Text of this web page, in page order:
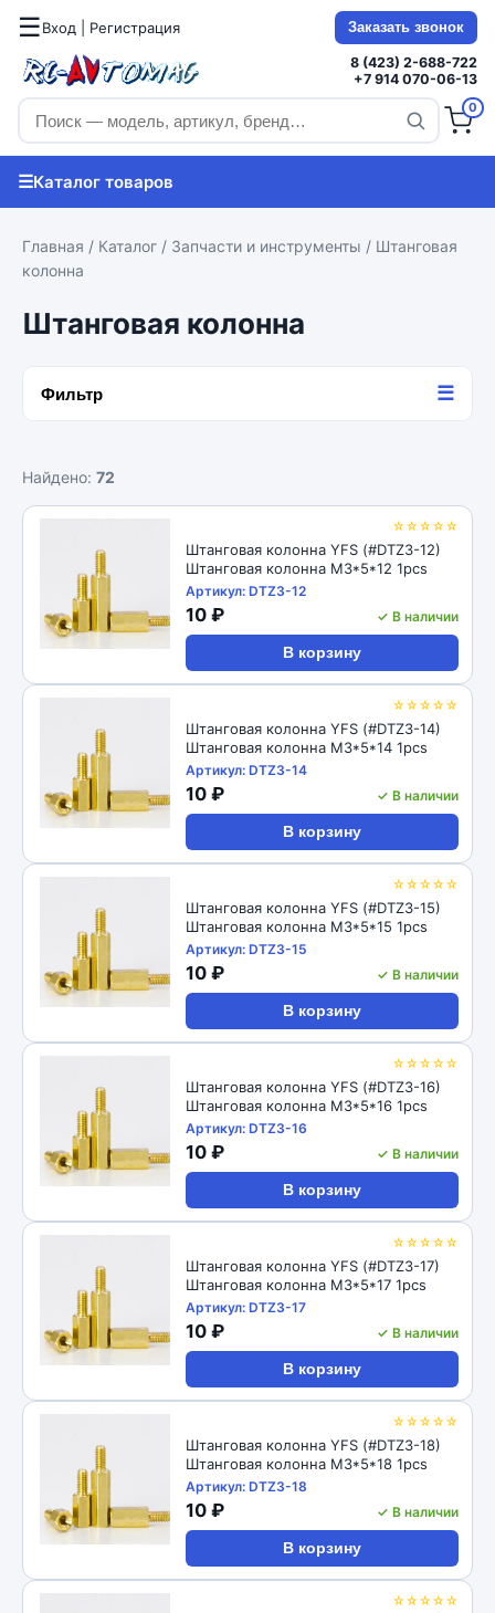
☰Вход | Регистрация Заказать звонок
8 (423) 2-688-722
+7 914 070-06-13
0
☰Каталог товаров
Главная / Каталог / Запчасти и инструменты / Штанговая
колонна
Штанговая колонна
Фильтр ☰
Найдено: 72
☆☆☆☆☆
Штанговая колонна YFS (#DTZ3-12)
Штанговая колонна M3*5*12 1pcs
Артикул: DTZ3-12
10 ₽ ✓ В наличии
В корзину
☆☆☆☆☆
Штанговая колонна YFS (#DTZ3-14)
Штанговая колонна M3*5*14 1pcs
Артикул: DTZ3-14
10 ₽ ✓ В наличии
В корзину
☆☆☆☆☆
Штанговая колонна YFS (#DTZ3-15)
Штанговая колонна M3*5*15 1pcs
Артикул: DTZ3-15
10 ₽ ✓ В наличии
В корзину
☆☆☆☆☆
Штанговая колонна YFS (#DTZ3-16)
Штанговая колонна M3*5*16 1pcs
Артикул: DTZ3-16
10 ₽ ✓ В наличии
В корзину
☆☆☆☆☆
Штанговая колонна YFS (#DTZ3-17)
Штанговая колонна M3*5*17 1pcs
Артикул: DTZ3-17
10 ₽ ✓ В наличии
В корзину
☆☆☆☆☆
Штанговая колонна YFS (#DTZ3-18)
Штанговая колонна M3*5*18 1pcs
Артикул: DTZ3-18
10 ₽ ✓ В наличии
В корзину
☆☆☆☆☆